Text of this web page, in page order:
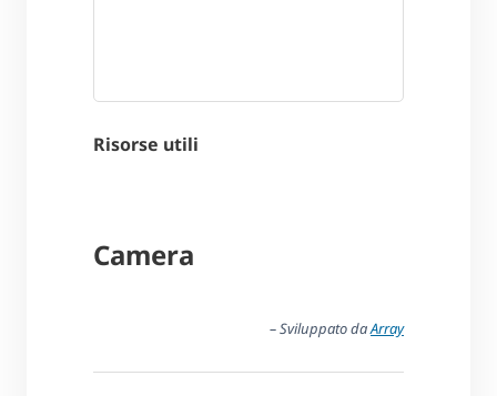
Risorse utili
Camera
– Sviluppato daArray